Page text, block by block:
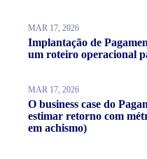
MAR 17, 2026
Implantação de
um roteiro operacional
MAR 17, 2026
O business case do
estimar retorno com
em achismo)